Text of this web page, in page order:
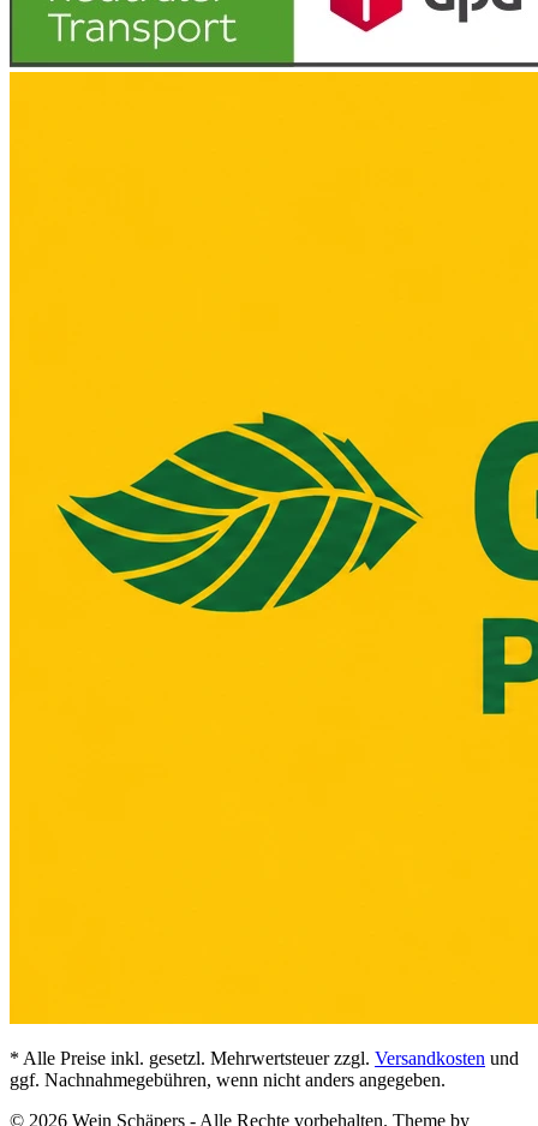
* Alle Preise inkl. gesetzl. Mehrwertsteuer zzgl. Versandkosten und
ggf. Nachnahmegebühren, wenn nicht anders angegeben.
© 2026 Wein Schäpers - Alle Rechte vorbehalten. Theme by